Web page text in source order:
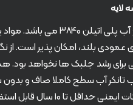
مخزن ۵۰۰ لیتری عمودی بلند سه لایه برای
و نگهداری طولانی مدت مواد شیمیایی مثل کود های کشاورزی، مایعات اسیدی
برای رشد جلبک ها نخواهد
آب سطح کاملا صاف و بدون